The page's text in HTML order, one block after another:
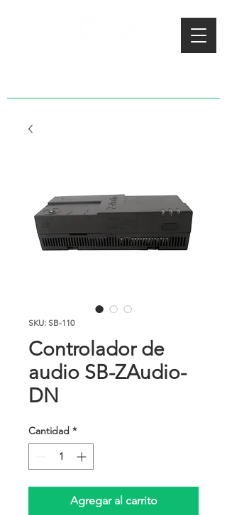
SKU: SB-110
Controlador de
audio SB-ZAudio-
DN
Cantidad *
Agregar al carrito